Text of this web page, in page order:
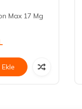
Max 17 Mg